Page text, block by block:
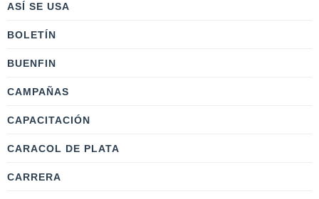
ASÍ SE USA
BOLETÍN
BUENFIN
CAMPAÑAS
CAPACITACIÓN
CARACOL DE PLATA
CARRERA